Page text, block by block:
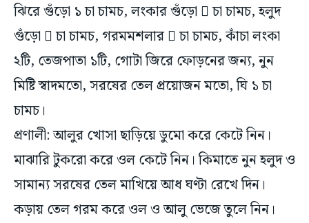
ঝিরে গুঁড়ো ১ চা চামচ, লংকার গুঁড়ো  চা চামচ, হলুদ
গুঁড়ো  চা চামচ, গরমমশলার  চা চামচ, কাঁচা লংকা
২টি, তেজপাতা ১টি, গোটা জিরে ফোড়নের জন্য, নুন
মিষ্টি স্বাদমতো, সরষের তেল প্রয়োজন মতো, ঘি ১ চা
চামচ।
প্রণালী: আলুর খোসা ছাড়িয়ে ডুমো করে কেটে নিন।
মাঝারি টুকরো করে ওল কেটে নিন। কিমাতে নুন হলুদ ও
সামান্য সরষের তেল মাখিয়ে আধ ঘণ্টা রেখে দিন।
কড়ায় তেল গরম করে ওল ও আলু ভেজে তুলে নিন।